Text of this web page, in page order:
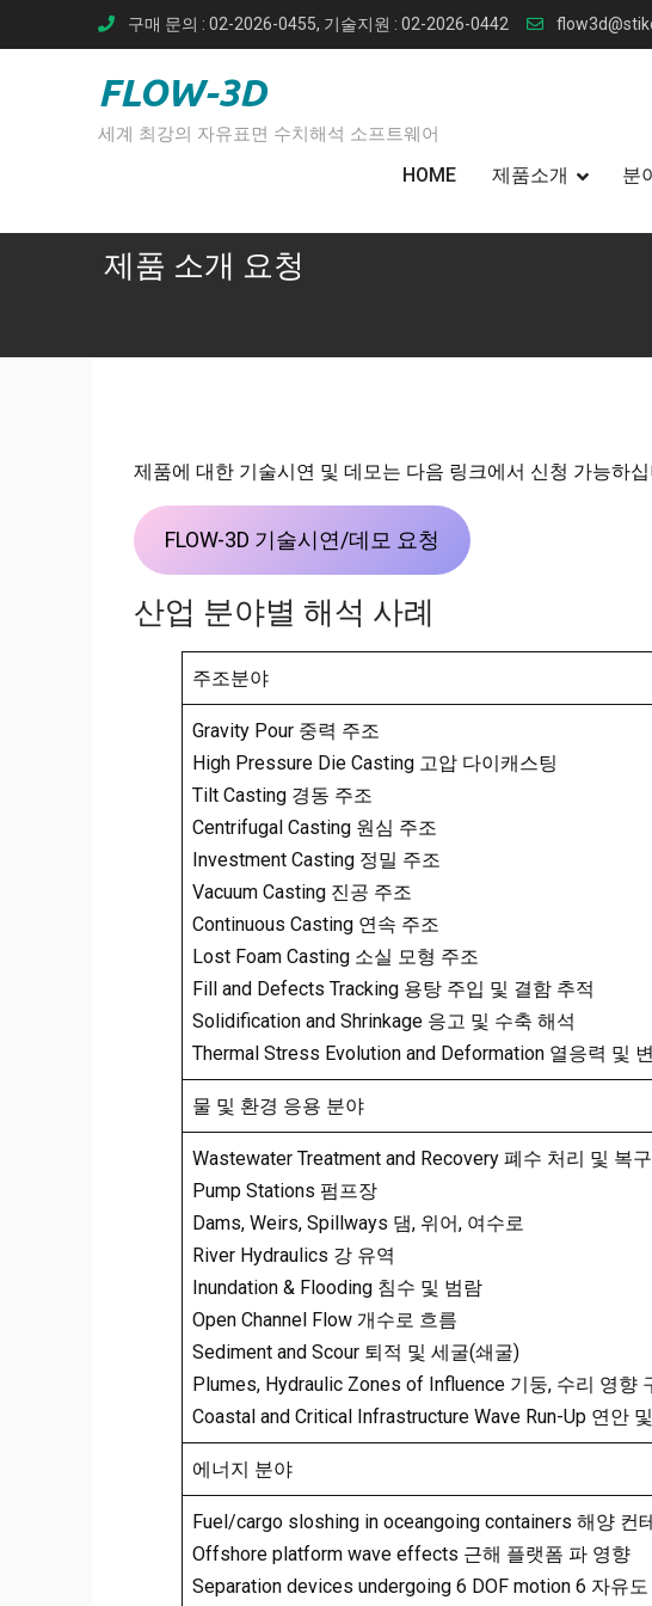
to
구매 문의 : 02-2026-0455, 기술지원 : 02-2026-0442
FLOW-3D
세계 최강의 자유표면 수치해석 소프트웨어
HOME 제품소개 분
제품 소개 요청
제품에 대한 기술시연 및 데모는 다음 링크에서 신청 가능하십
FLOW-3D 기술시연/데모 요청
산업 분야별 해석 사례
주조분야
Gravity Pour 중력 주조
High Pressure Die Casting 고압 다이캐스팅
Tilt Casting 경동 주조
Centrifugal Casting 원심 주조
Investment Casting 정밀 주조
Vacuum Casting 진공 주조
Continuous Casting 연속 주조
Lost Foam Casting 소실 모형 주조
Fill and Defects Tracking 용탕 주입 및 결함 추적
Solidification and Shrinkage 응고 및 수축 해석
Thermal Stress Evolution and Deformation 열응력 및
물 및 환경 응용 분야
Wastewater Treatment and Recovery 폐수 처리 및 복구
Pump Stations 펌프장
Dams, Weirs, Spillways 댐, 위어, 여수로
River Hydraulics 강 유역
Inundation & Flooding 침수 및 범람
Open Channel Flow 개수로 흐름
Sediment and Scour 퇴적 및 세굴(쇄굴)
Plumes, Hydraulic Zones of Influence 기둥, 수리 영향
Coastal and Critical Infrastructure Wave Run-Up 연안
에너지 분야
Fuel/cargo sloshing in oceangoing containers 해양 컨
Offshore platform wave effects 근해 플랫폼 파 영향
Separation devices undergoing 6 DOF motion 6 자유